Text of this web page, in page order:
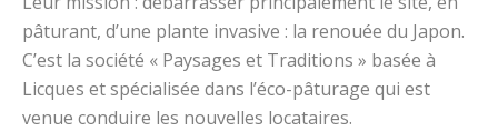
pâturant, d’une plante invasive : la renouée du Japon.
C’est la société « Paysages et Traditions » basée à
Licques et spécialisée dans l’éco-pâturage qui est
venue conduire les nouvelles locataires.